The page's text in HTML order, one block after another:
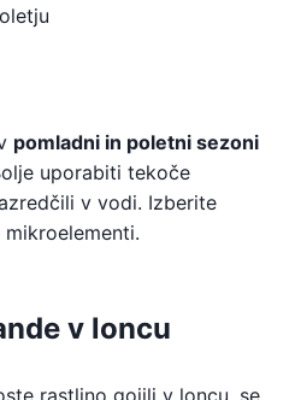
pomladni in poletni sezoni
uporabiti tekoče
v vodi. Izberite
v loncu